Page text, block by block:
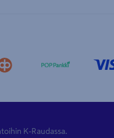
K-Raudassa.